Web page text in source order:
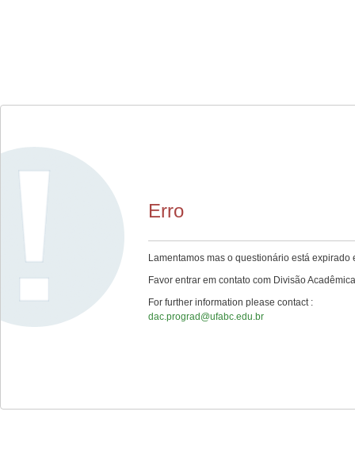
Erro
Lamentamos mas o questionário está expirado
Favor entrar em contato com Divisão
For further information please contact :
dac.prograd@ufabc.edu.br